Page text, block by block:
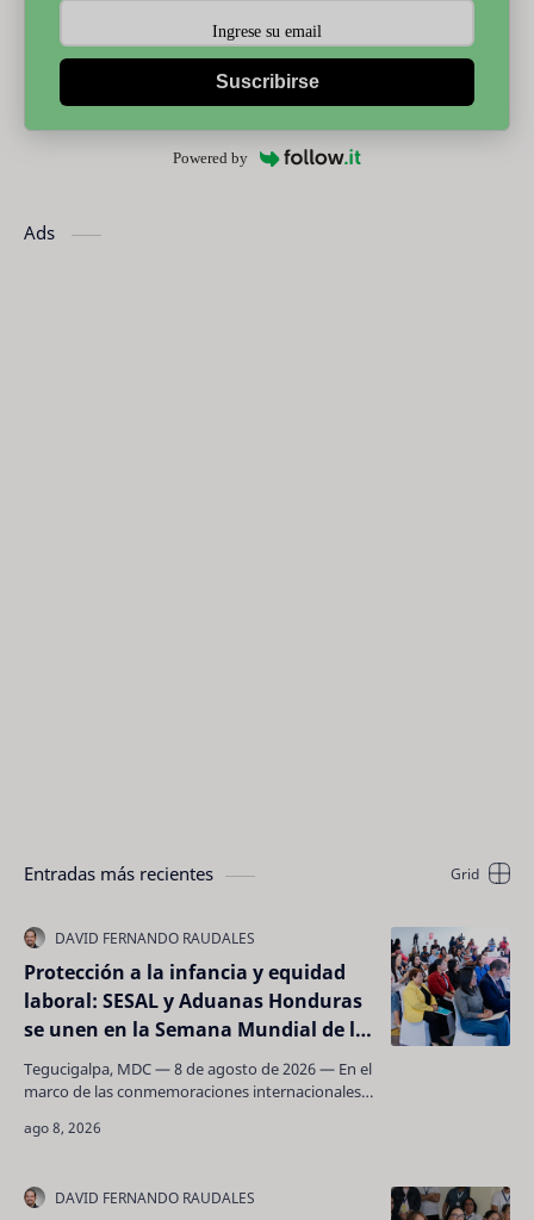
Suscribirse
Powered by
Ads
Entradas más recientes
Protección a la infancia y equidad
laboral: SESAL y Aduanas Honduras
se unen en la Semana Mundial de la
Lactancia Materna
Tegucigalpa, MDC — 8 de agosto de 2026 — En el
marco de las conmemoraciones internacionales
la prim…